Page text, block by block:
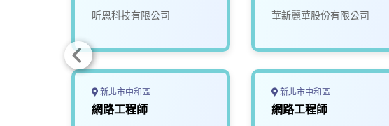
昕恩科技有限公司
新北市中和區
網路工程師
華新麗華股份有限公司
新北市中和區
網路工程師